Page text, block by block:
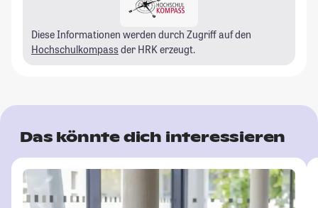
Diese Informationen werden durch Zugriff auf den
Hochschulkompass der HRK erzeugt.
Das könnte dich interessieren